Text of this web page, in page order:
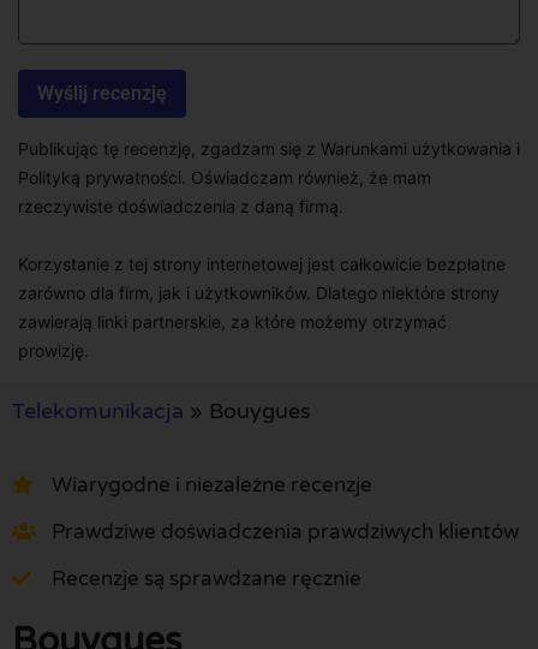
Publikując tę recenzję, zgadzam się z Warunkami użytkowania i
Polityką prywatności. Oświadczam również, że mam
rzeczywiste doświadczenia z daną firmą.
Korzystanie z tej strony internetowej jest całkowicie bezpłatne
zarówno dla firm, jak i użytkowników. Dlatego niektóre strony
zawierają linki partnerskie, za które możemy otrzymać
prowizję.
Telekomunikacja » Bouygues
Wiarygodne i niezależne recenzje
Prawdziwe doświadczenia prawdziwych klientów
Recenzje są sprawdzane ręcznie